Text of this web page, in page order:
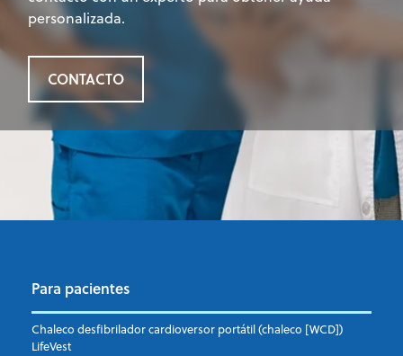
personalizada.
CONTACTO
Para pacientes
Chaleco desfibrilador cardioversor portátil (chaleco [WCD])
LifeVest